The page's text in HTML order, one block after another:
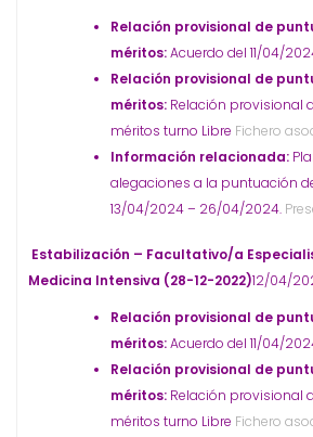
Relación provisional de
méritos:Acuerdo del 11/04/
Relación provisional de
méritos: Relación provisional
méritos turno Libre Fichero
Información relacionada:
alegaciones a la puntuación
13/04/2024 – 26/04/2024.
Estabilización – Facultativo/a
Medicina Intensiva (28-12-2022)12/04/
Relación provisional de
méritos:Acuerdo del 11/04/
Relación provisional de
méritos: Relación provisional
méritos turno Libre Fichero